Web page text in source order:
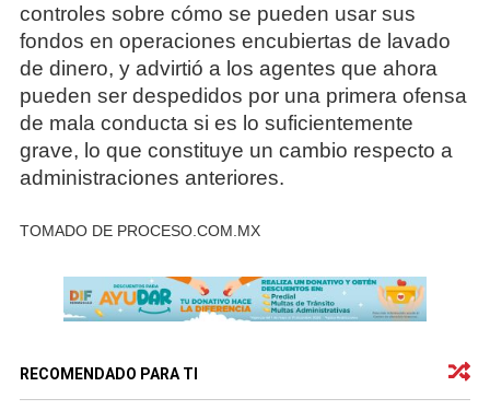
controles sobre cómo se pueden usar sus
fondos en operaciones encubiertas de lavado
de dinero, y advirtió a los agentes que ahora
pueden ser despedidos por una primera ofensa
de mala conducta si es lo suficientemente
grave, lo que constituye un cambio respecto a
administraciones anteriores.
TOMADO DE PROCESO.COM.MX
RECOMENDADO PARA TI